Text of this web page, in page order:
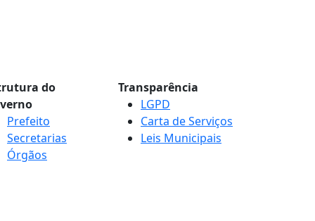
do
Prefeito
Secretarias
Órgãos
Transparência
LGPD
Carta de Serviços
Leis Municipais